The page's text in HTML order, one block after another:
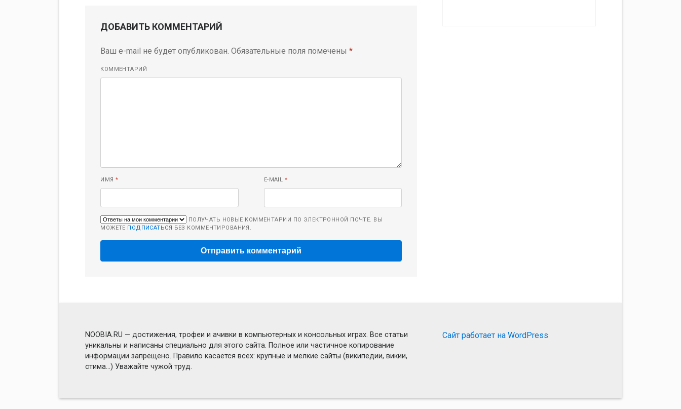
ДОБАВИТЬ КОММЕНТАРИЙ
Ваш e-mail не будет опубликован. Обязательные поля помечены*
КОММЕНТАРИЙ
ИМЯ * E-MAIL *
ПОЛУЧАТЬ НОВЫЕ КОММЕНТАРИИ ПО ЭЛЕКТРОННОЙ ПОЧТЕ. ВЫ
МОЖЕТЕ ПОДПИСАТЬСЯ БЕЗ КОММЕНТИРОВАНИЯ.
NOOBIA.RU — достижения, трофеи и ачивки в компьютерных и консольных играх. Все статьи
уникальны и написаны специально для этого сайта. Полное или частичное копирование
информации запрещено. Правило касается всех: крупные и мелкие сайты (википедии, викии,
стима...) Уважайте чужой труд.
Сайт работает на WordPress